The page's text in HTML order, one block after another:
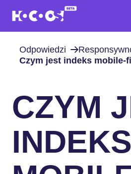
Odpowiedzi
Czym jest indeks mobile-
CZYM
INDEKS